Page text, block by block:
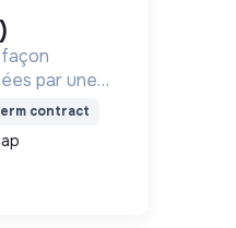
par une
physique
contract